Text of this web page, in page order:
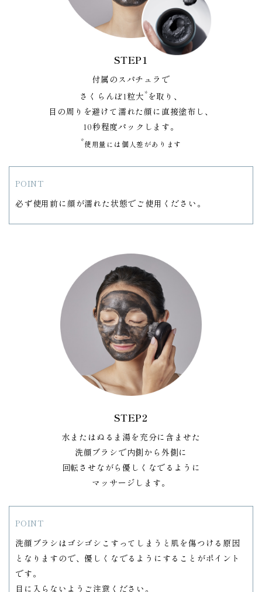
STEP1
付属のスパチュラで
さくらんぼ1粒大* を取り、
目の周りを避けて濡れた顔に直接塗布し、
10秒程度パックします。
*使用量には個人差があります
POINT
必ず使用前に顔が濡れた状態でご使用ください。
STEP2
水またはぬるま湯を充分に含ませた
洗顔ブラシで内側から外側に
回転させながら優しくなでるように
マッサージします。
POINT
洗顔ブラシはゴシゴシこすってしまうと肌を傷つける原因
となりますので、優しくなでるようにすることがポイント
です。
目に入らないようご注意ください。